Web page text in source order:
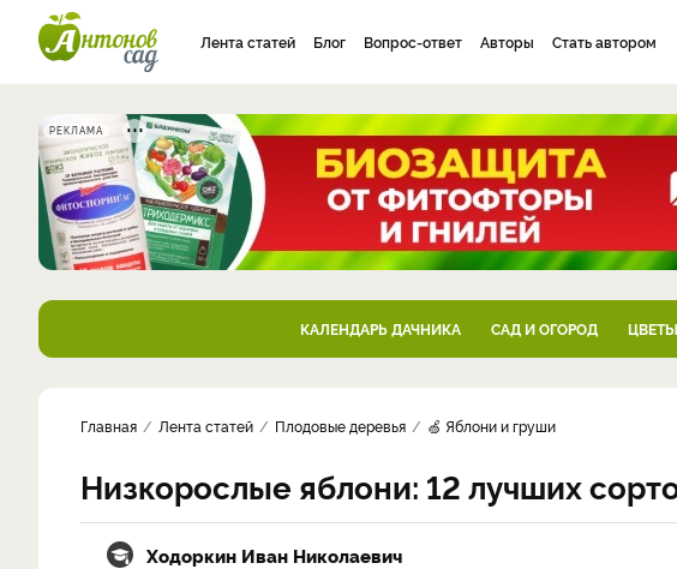
Лента статей Блог Вопрос-ответ Авторы Стать автором
РЕКЛАМА
КАЛЕНДАРЬ ДАЧНИКА САД И ОГОРОД
Главная Лента статей Плодовые деревья 🍏 Яблони и груши
Низкорослые яблони: 12 лучших
Ходоркин Иван Николаевич